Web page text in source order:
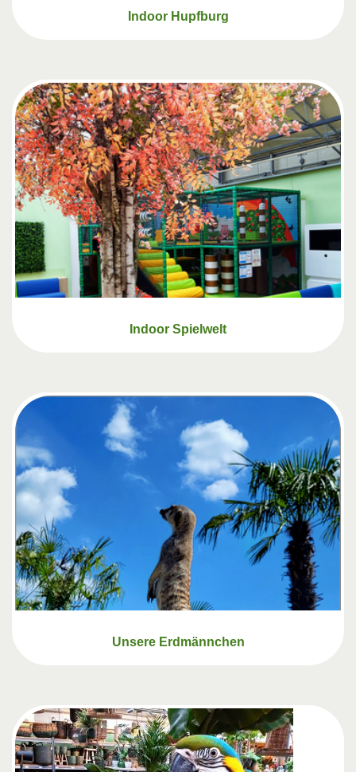
Indoor Hupfburg
Indoor Spielwelt
Unsere Erdmännchen